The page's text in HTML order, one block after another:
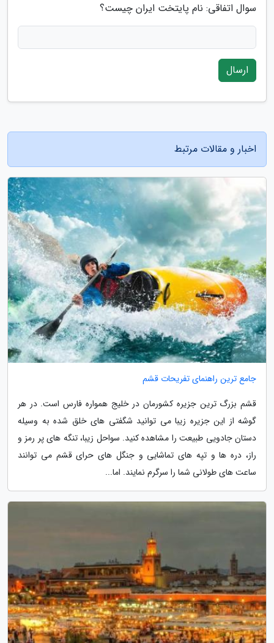
سوال اتفاقی: نام پایتخت ایران چیست؟
ارسال
اخبار و مقالات مرتبط
جامع ترین راهنمای تفریحات قشم
قشم بزرگ ترین جزیره کشورمان در خلیج همواره فارس است. در هر
گوشه از این جزیره زیبا می توانید شگفتی های خلق شده به وسیله
دستان جادویی طبیعت را مشاهده کنید. سواحل زیبا، تنگه های پر رمز و
راز، دره ها و تپه های تماشایی و جنگل های حرای قشم می توانند
ساعت های طولانی شما را سرگرم نمایند. اما...